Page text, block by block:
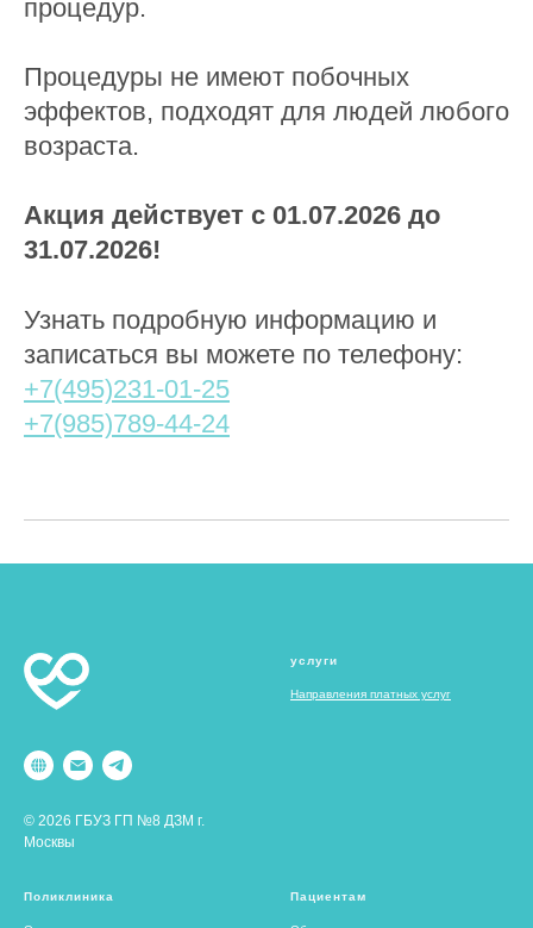
процедур.
Процедуры не имеют побочных
эффектов, подходят для людей любого
возраста.
Акция действует с 01.07.2026 до
31.07.2026!
Узнать подробную информацию и
записаться вы можете по телефону:
+7(495)231-01-25
+7(985)789-44-24
© 2026 ГБУЗ ГП №8 ДЗМ г.
Москвы
услуги
Направления платных услуг
Поликлиника Пациентам